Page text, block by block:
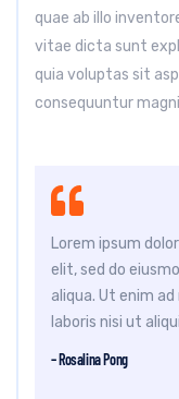
quae ab illo
vitae dicta sunt
quia voluptas sit
consequuntur
Lorem ipsum
elit, sed do
aliqua. Ut enim
laboris nisi ut
– Rosalina Pong